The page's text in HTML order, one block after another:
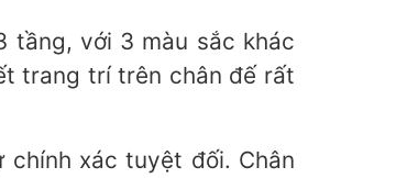
tầng, với 3 màu sắc khác
trang trí trên chân đế rất
chính xác tuyệt đối. Chân